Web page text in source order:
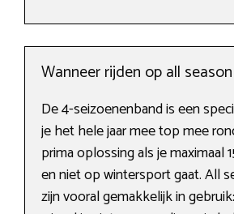
Wanneer rijden op all
De 4-seizoenenband is een
je het hele jaar mee top mee
prima oplossing als je maximaal
en niet op wintersport gaat. All
zijn vooral gemakkelijk in